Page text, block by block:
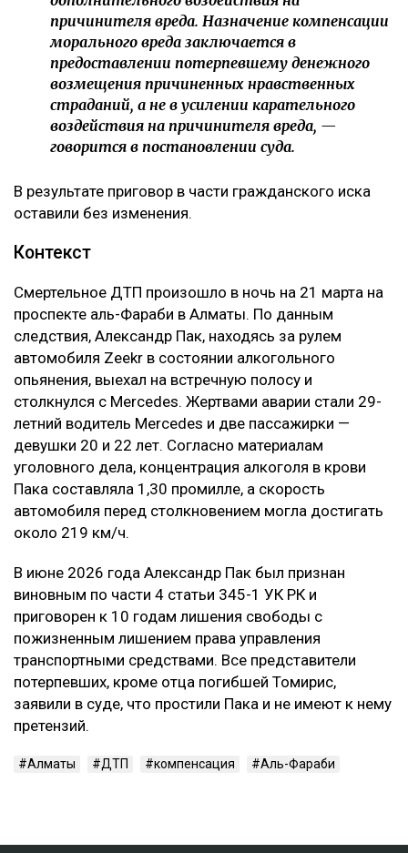
причинителя вреда. Назначение компенсации
морального вреда заключается в
предоставлении потерпевшему денежного
возмещения причиненных нравственных
страданий, а не в усилении карательного
воздействия на причинителя вреда, —
говорится в постановлении суда.
В результате приговор в части гражданского иска
оставили без изменения.
Контекст
Смертельное ДТП произошло в ночь на 21 марта на
проспекте аль-Фараби в Алматы. По данным
следствия, Александр Пак, находясь за рулем
автомобиля Zeekr в состоянии алкогольного
опьянения, выехал на встречную полосу и
столкнулся с Mercedes. Жертвами аварии стали 29-
летний водитель Mercedes и две пассажирки —
девушки 20 и 22 лет. Согласно материалам
уголовного дела, концентрация алкоголя в крови
Пака составляла 1,30 промилле, а скорость
автомобиля перед столкновением могла достигать
около 219 км/ч.
В июне 2026 года Александр Пак был признан
виновным по части 4 статьи 345-1 УК РК и
приговорен к 10 годам лишения свободы с
пожизненным лишением права управления
транспортными средствами. Все представители
потерпевших, кроме отца погибшей Томирис,
заявили в суде, что простили Пака и не имеют к нему
претензий.
Алматы ДТП компенсация Аль-Фараби